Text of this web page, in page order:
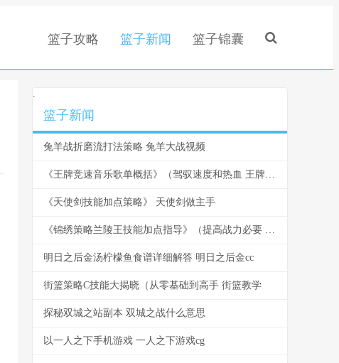
篮子攻略 篮子新闻 篮子锦囊
.
篮子新闻
兔羊战折磨流打法策略 兔羊大战视频
《王牌竞速音乐歌单概括》（驾驭速度和热血 王牌竞速 音乐
《天使剑技能加点策略》 天使剑做主手
《锦绣策略兰陵王技能加点指导》（提高战力必要 锦绣攻略关卡攻略
明日之后金汤柠檬鱼食谱详细解答 明日之后金cc
街篮策略C技能大揭晓（从零基础到高手 街篮教学
探秘双城之站副本 双城之战什么意思
以一人之下手机游戏 一人之下游戏cg